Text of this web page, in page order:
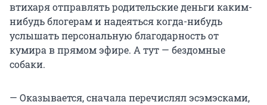
втихаря отправлять родительские деньги каким-
нибудь блогерам и надеяться когда-нибудь
услышать персональную благодарность от
кумира в прямом эфире. А тут — бездомные
собаки.
— Оказывается, сначала перечислял эсэмэсками,